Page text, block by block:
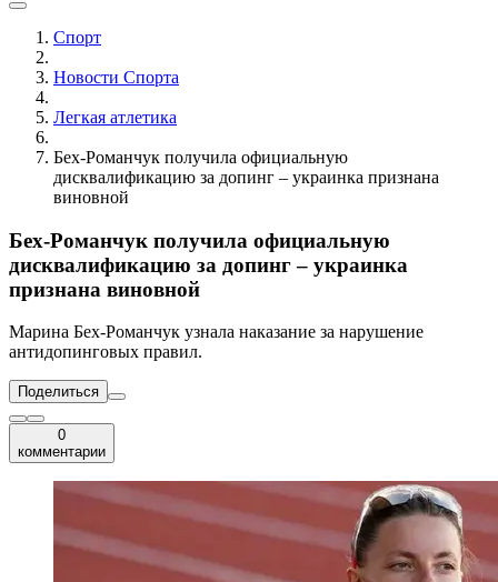
Спорт
Новости Cпорта
Легкая атлетика
Бех-Романчук получила официальную
дисквалификацию за допинг – украинка признана
виновной
Бех-Романчук получила официальную
дисквалификацию за допинг – украинка
признана виновной
Марина Бех-Романчук узнала наказание за нарушение
антидопинговых правил.
Поделиться
0
комментарии